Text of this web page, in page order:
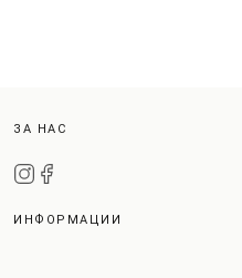
ЗА НАС
ИНФОРМАЦИИ